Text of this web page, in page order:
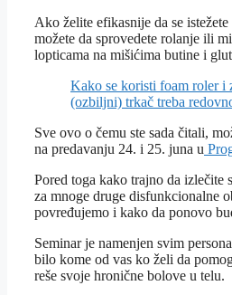
Ako želite efikasnije da se
možete da sprovedete rolanje ili
lopticama na mišićima butine i
Kako se koristi foam roler i
(ozbiljni) trkač treba
Sve ovo o čemu ste sada čitali,
na predavanju 24. i 25. juna u
Pored toga kako trajno da izlečite
za mnoge druge disfunkcionalne
povređujemo i kako da ponovo
Seminar je namenjen svim
bilo kome od vas ko želi da
reše svoje hronične bolove u telu.